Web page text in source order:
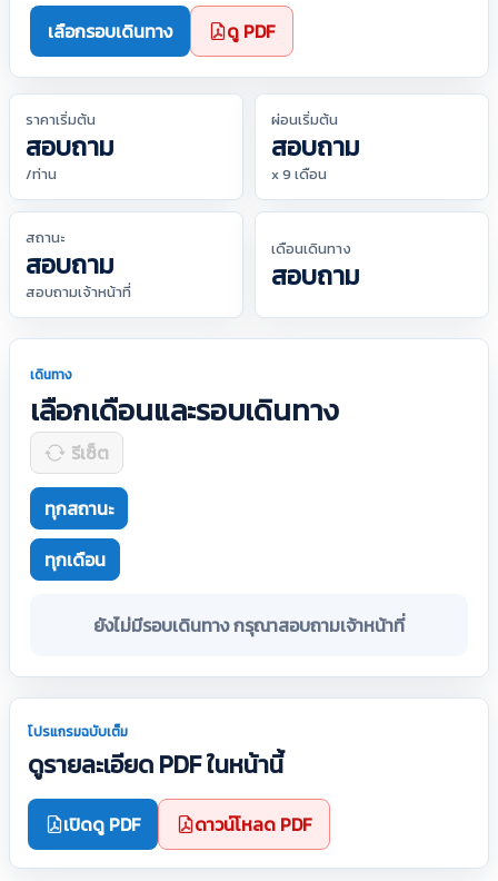
เลือกรอบเดินทาง ดู PDF
ราคาเริ่มต้น
สอบถาม
/ท่าน
ผ่อนเริ่มต้น
สอบถาม
x 9 เดือน
สถานะ
สอบถาม
สอบถามเจ้าหน้าที่
เดือนเดินทาง
สอบถาม
เดินทาง
เลือกเดือนและรอบเดินทาง
รีเซ็ต
ทุกสถานะ
ทุกเดือน
ยังไม่มีรอบเดินทาง กรุณาสอบถามเจ้าหน้าที่
โปรแกรมฉบับเต็ม
ดูรายละเอียด PDF ในหน้านี้
เปิดดู PDF ดาวน์โหลด PDF